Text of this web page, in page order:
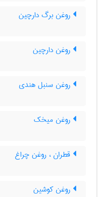
روغن برگ دارچین
روغن دارچین
روغن سنبل هندی
روغن میخک
قطران ، روغن چراغ
روغن کوشین